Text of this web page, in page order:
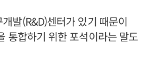
발(R&D)센터가 있기 때문이
통합하기 위한 포석이라는 말도